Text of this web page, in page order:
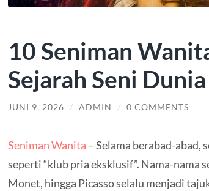
10 Seniman
Sejarah Seni Dunia
JUNI 9, 2026 / ADMIN / 0 COMMENTS
Seniman Wanita – Selama berabad-abad,
seperti “klub pria eksklusif”. Nama-nama
Monet, hingga Picasso selalu menjadi